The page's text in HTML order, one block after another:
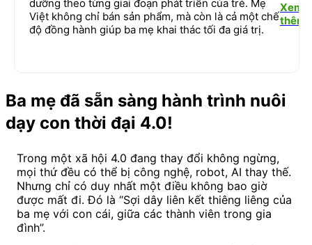
dưỡng theo từng giai đoạn phát triển của trẻ. Mẹ
Việt không chỉ bán sản phẩm, mà còn là cả một chế
độ đồng hành giúp ba mẹ khai thác tối đa giá trị.
Xem
thêm
Ba mẹ đã sẵn sàng hành trình nuôi
dạy con thời đại 4.0!
Trong một xã hội 4.0 đang thay đổi không ngừng,
mọi thứ đều có thể bị công nghệ, robot, AI thay thế.
Nhưng chỉ có duy nhất một điều không bao giờ
được mất đi. Đó là “Sợi dây liên kết thiêng liêng của
ba mẹ với con cái, giữa các thành viên trong gia
đình”.